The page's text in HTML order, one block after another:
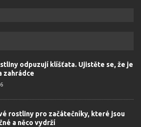
odpuzují klíšťata. Ujistěte se, že je
zahrádce
rostliny pro začátečníky, které jsou
a něco vydrží